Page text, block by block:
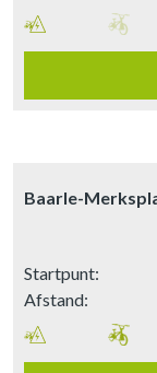
Baarle-
Startpunt:
Afstand: